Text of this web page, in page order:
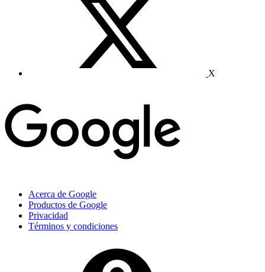
X
Acerca de Google
Productos de Google
Privacidad
Términos y condiciones